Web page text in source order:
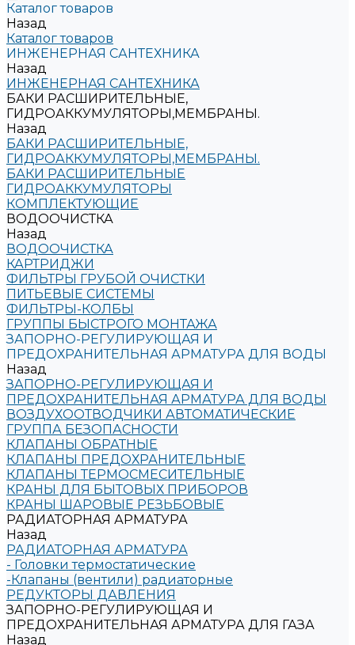
Каталог товаров
Назад
Каталог товаров
ИНЖЕНЕРНАЯ САНТЕХНИКА
Назад
ИНЖЕНЕРНАЯ САНТЕХНИКА
БАКИ РАСШИРИТЕЛЬНЫЕ,
ГИДРОАККУМУЛЯТОРЫ,МЕМБРАНЫ.
Назад
БАКИ РАСШИРИТЕЛЬНЫЕ,
ГИДРОАККУМУЛЯТОРЫ,МЕМБРАНЫ.
БАКИ РАСШИРИТЕЛЬНЫЕ
ГИДРОАККУМУЛЯТОРЫ
КОМПЛЕКТУЮЩИЕ
ВОДООЧИСТКА
Назад
ВОДООЧИСТКА
КАРТРИДЖИ
ФИЛЬТРЫ ГРУБОЙ ОЧИСТКИ
ПИТЬЕВЫЕ СИСТЕМЫ
ФИЛЬТРЫ-КОЛБЫ
ГРУППЫ БЫСТРОГО МОНТАЖА
ЗАПОРНО-РЕГУЛИРУЮЩАЯ И
ПРЕДОХРАНИТЕЛЬНАЯ АРМАТУРА ДЛЯ ВОДЫ
Назад
ЗАПОРНО-РЕГУЛИРУЮЩАЯ И
ПРЕДОХРАНИТЕЛЬНАЯ АРМАТУРА ДЛЯ ВОДЫ
ВОЗДУХООТВОДЧИКИ АВТОМАТИЧЕСКИЕ
ГРУППА БЕЗОПАСНОСТИ
КЛАПАНЫ ОБРАТНЫЕ
КЛАПАНЫ ПРЕДОХРАНИТЕЛЬНЫЕ
КЛАПАНЫ ТЕРМОСМЕСИТЕЛЬНЫЕ
КРАНЫ ДЛЯ БЫТОВЫХ ПРИБОРОВ
КРАНЫ ШАРОВЫЕ РЕЗЬБОВЫЕ
РАДИАТОРНАЯ АРМАТУРА
Назад
РАДИАТОРНАЯ АРМАТУРА
- Головки термостатические
-Клапаны (вентили) радиаторные
РЕДУКТОРЫ ДАВЛЕНИЯ
ЗАПОРНО-РЕГУЛИРУЮЩАЯ И
ПРЕДОХРАНИТЕЛЬНАЯ АРМАТУРА ДЛЯ ГАЗА
Назад